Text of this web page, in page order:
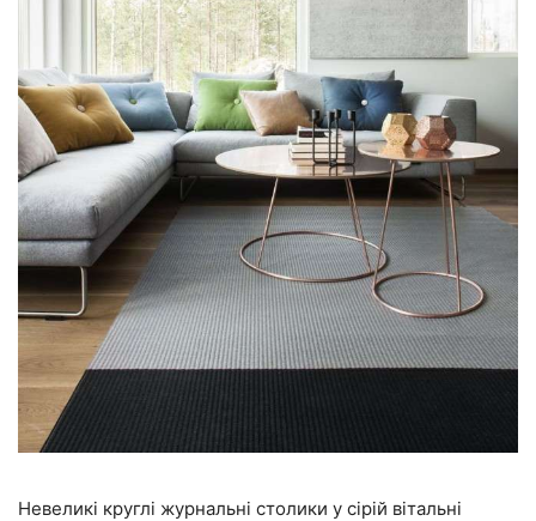
Невеликі круглі журнальні столики у сірій вітальні